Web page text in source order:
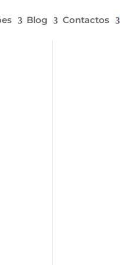
Blog Contactos